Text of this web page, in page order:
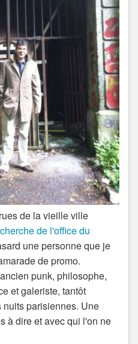
de la vieille ville
de l'office du
une personne que je
de promo.
punk, philosophe,
et galeriste, tantôt
nuits parisiennes. Une
à dire et avec qui l'on ne